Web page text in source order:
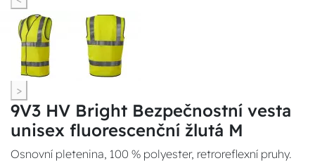
>
9V3 HV Bright Bezpečnostní vesta
unisex fluorescenční žlutá M
Osnovní pletenina, 100 % polyester, retroreflexní pruhy.